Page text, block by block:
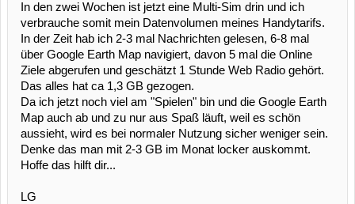
In den zwei Wochen ist jetzt eine Multi-Sim drin und ich
verbrauche somit mein Datenvolumen meines Handytarifs.
In der Zeit hab ich 2-3 mal Nachrichten gelesen, 6-8 mal
über Google Earth Map navigiert, davon 5 mal die Online
Ziele abgerufen und geschätzt 1 Stunde Web Radio gehört.
Das alles hat ca 1,3 GB gezogen.
Da ich jetzt noch viel am "Spielen" bin und die Google Earth
Map auch ab und zu nur aus Spaß läuft, weil es schön
aussieht, wird es bei normaler Nutzung sicher weniger sein.
Denke das man mit 2-3 GB im Monat locker auskommt.
Hoffe das hilft dir...
LG